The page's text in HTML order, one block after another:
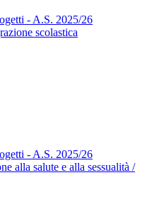
- A.S. 2025/26
scolastica
- A.S. 2025/26
alla salute e alla sessualità /